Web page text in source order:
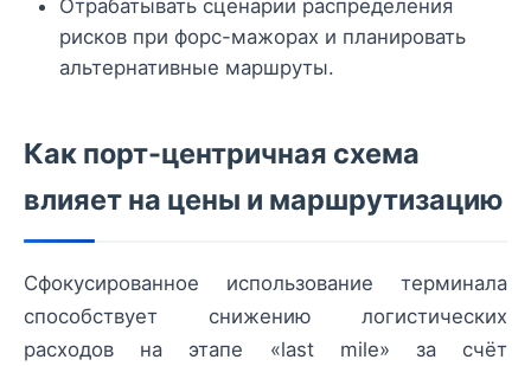
Отрабатывать сценарии распределения
рисков при форс-мажорах и планировать
альтернативные маршруты.
Как порт-центричная схема
влияет на цены и маршрутизацию
Сфокусированное использование терминала
способствует снижению логистических
расходов на этапе «last mile» за счёт